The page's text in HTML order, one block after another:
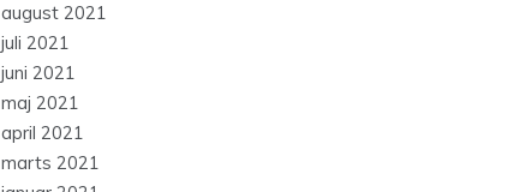
august 2021
juli 2021
juni 2021
maj 2021
april 2021
marts 2021